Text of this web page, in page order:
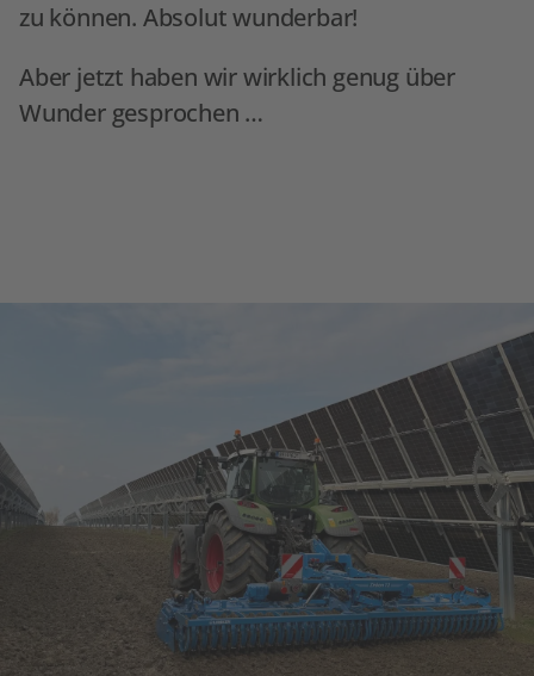
zu können. Absolut wunderbar!
Aber jetzt haben wir wirklich genug über
Wunder gesprochen …